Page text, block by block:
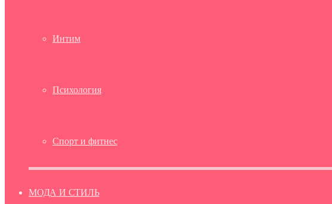
Интим
Психология
Спорт и фитнес
МОДА И СТИЛЬ